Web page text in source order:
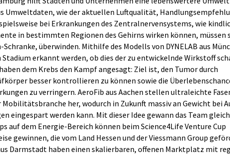
Umweltdaten, wie der aktuellen Luftqualität,
bei Erkrankungen des Zentralnervensystems, wie
in bestimmten Regionen des Gehirns wirken können, müssen
überwinden. Mithilfe des Modells von DYNELAB aus
erkannt werden, ob dies der zu entwickelnde Wirkstoff
dem Krebs den Kampf angesagt: Ziel ist, den Tumor durch
besser kontrollieren zu können sowie die
zu verringern. AeroFib aus Aachen stellen ultraleichte
her, wodurch in Zukunft massiv an Gewicht bei
eingespart werden kann. Mit dieser Idee gewann das Team gleich
auf dem Energie-Bereich können beim Science4Life Venture Cup
gewinnen, die vom Land Hessen und der Viessmann Group
Darmstadt haben einen skalierbaren, offenen Marktplatz mit